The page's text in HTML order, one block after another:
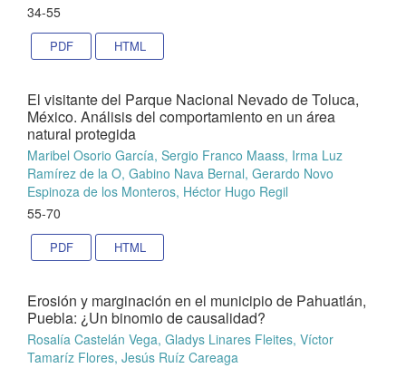
34-55
PDF HTML
El visitante del Parque Nacional Nevado de Toluca,
México. Análisis del comportamiento en un área
natural protegida
Maribel Osorio García, Sergio Franco Maass, Irma Luz
Ramírez de la O, Gabino Nava Bernal, Gerardo Novo
Espinoza de los Monteros, Héctor Hugo Regil
55-70
PDF HTML
Erosión y marginación en el municipio de Pahuatlán,
Puebla: ¿Un binomio de causalidad?
Rosalía Castelán Vega, Gladys Linares Fleites, Víctor
Tamaríz Flores, Jesús Ruíz Careaga